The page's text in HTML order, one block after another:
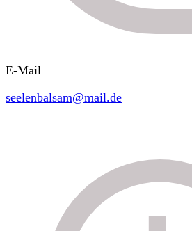
E-Mail
seelenbalsam@mail.de